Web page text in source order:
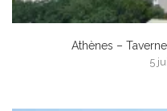
Athènes –
5